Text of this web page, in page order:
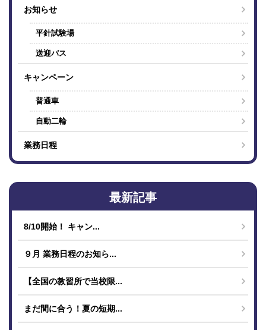
お知らせ
平針試験場
送迎バス
キャンペーン
普通車
自動二輪
業務日程
最新記事
8/10開始！ キャン...
９月 業務日程のお知ら...
【全国の教習所で当校限...
まだ間に合う！夏の短期...